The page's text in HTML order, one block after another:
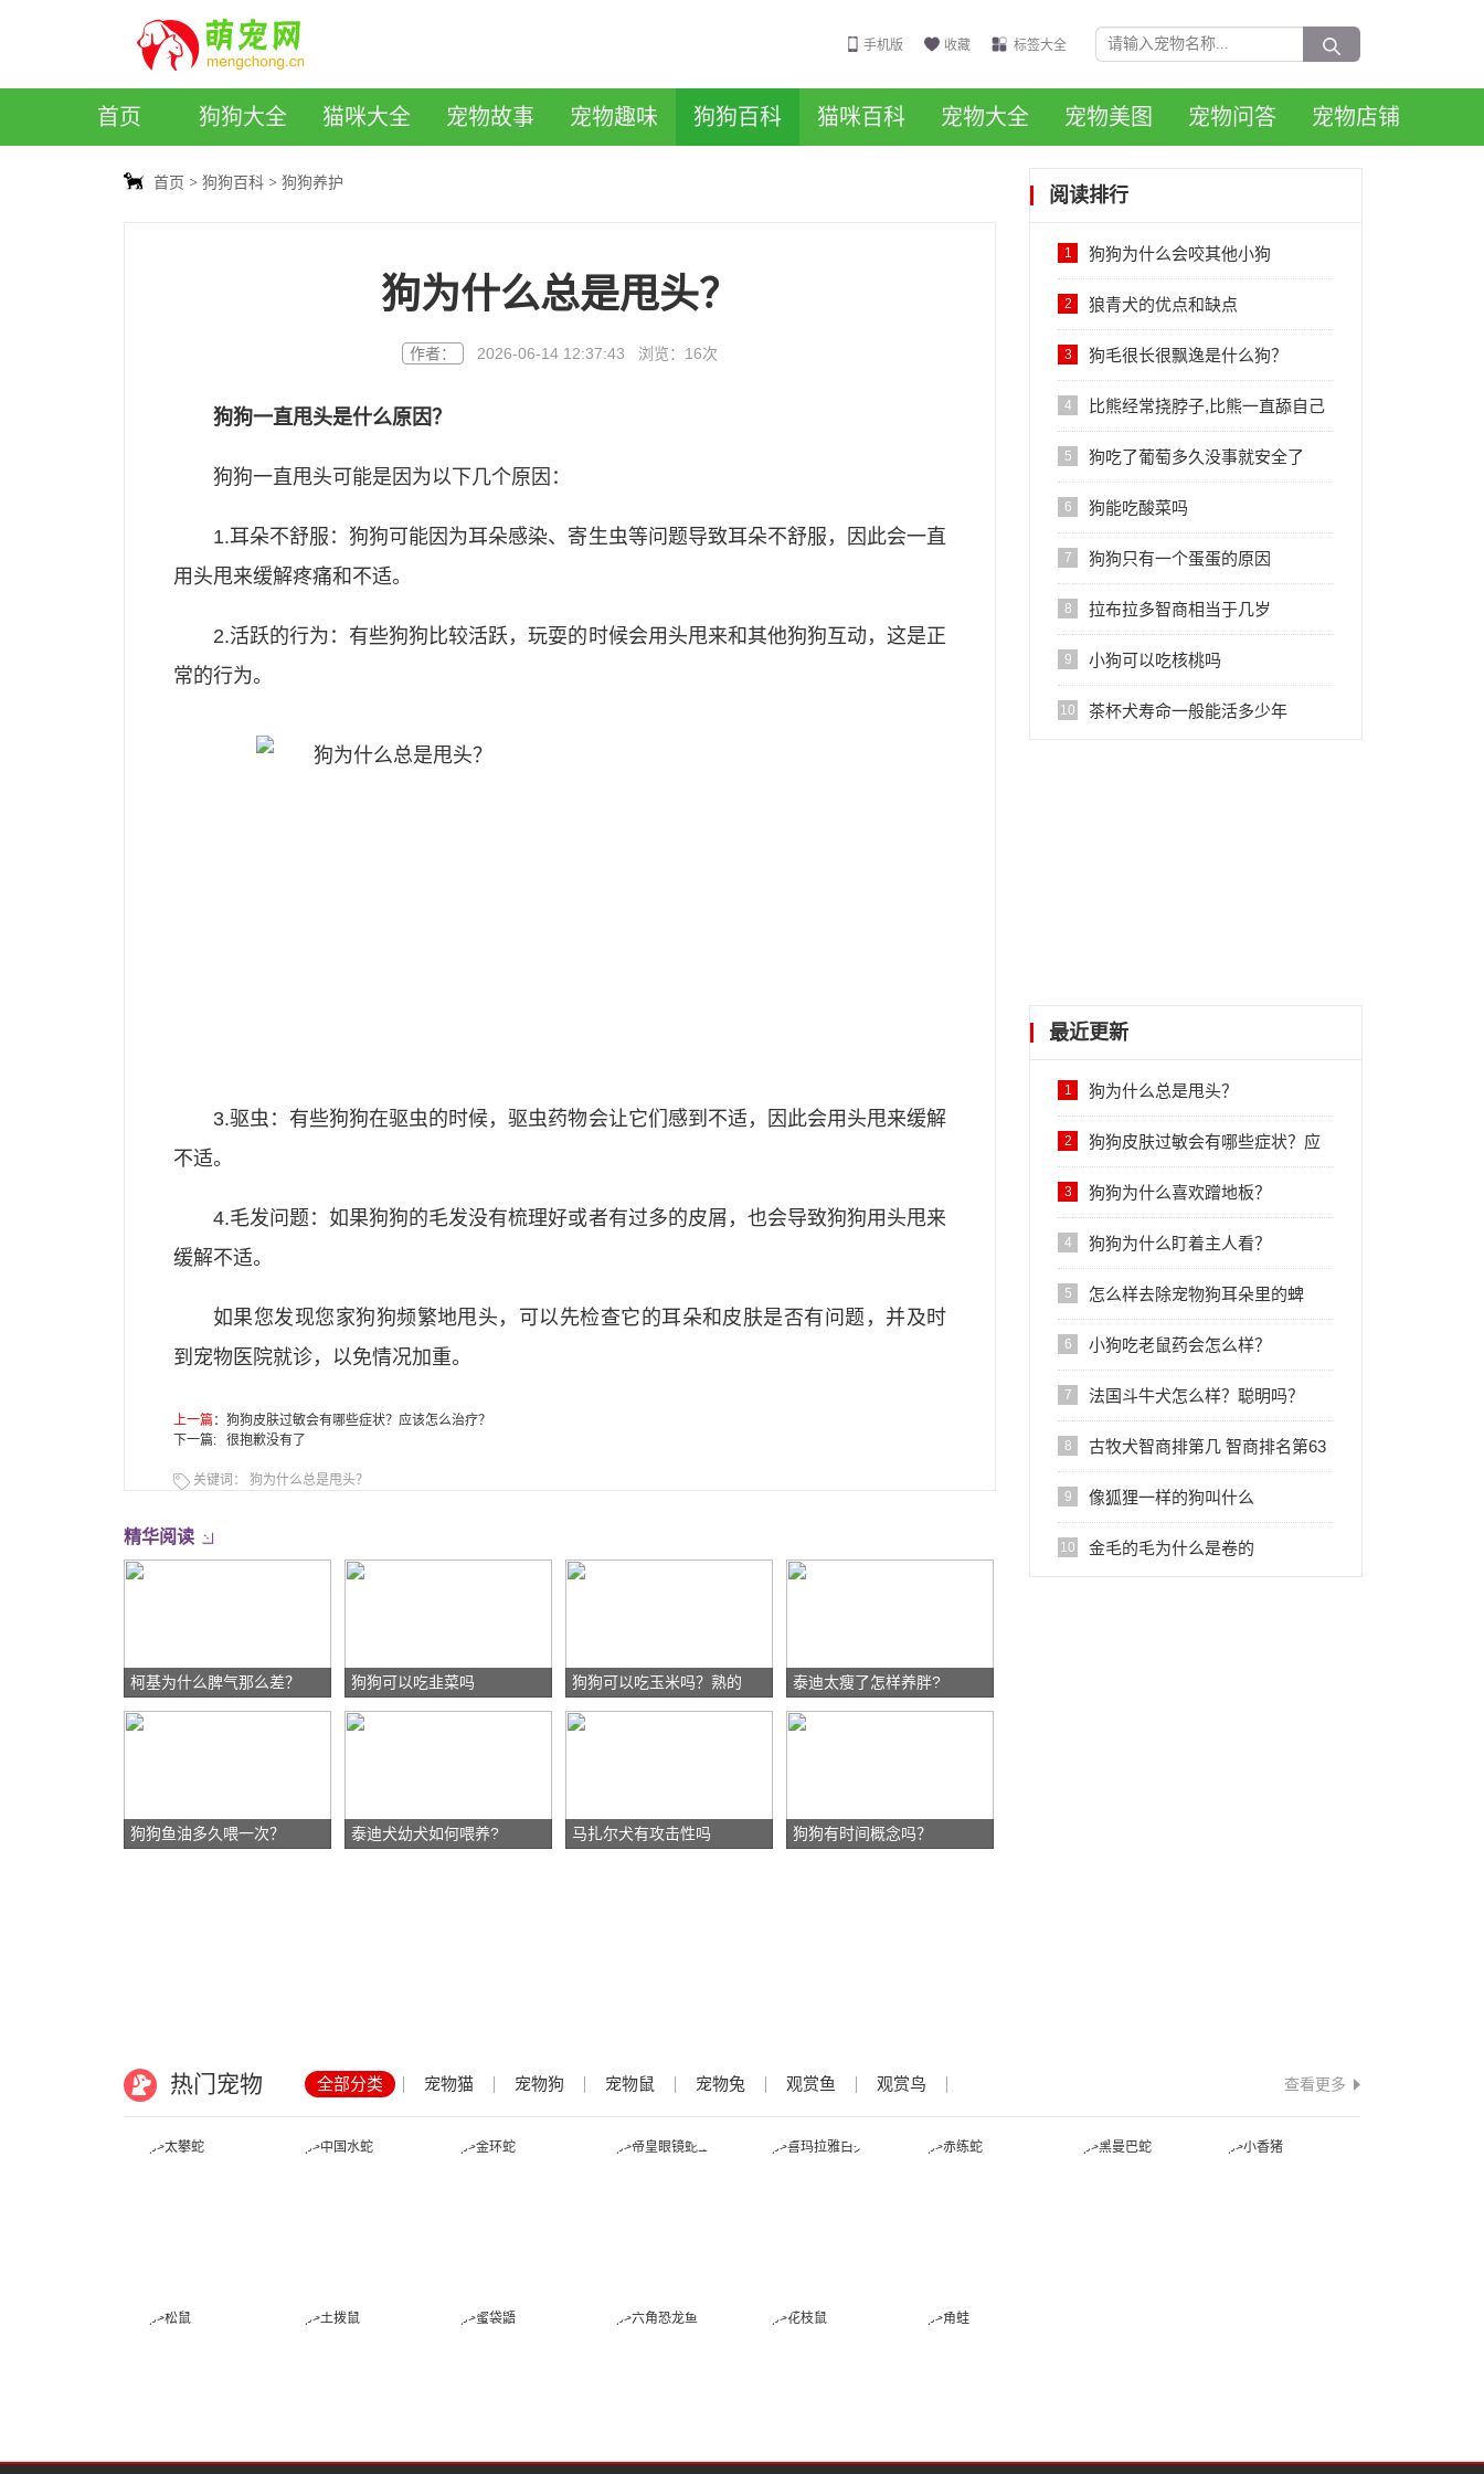
手机版 收藏 标签大全
首页 狗狗大全 猫咪大全 宠物故事 宠物趣味 狗狗百科 猫咪百科 宠物大全 宠物美图 宠物问答 宠物店铺
首页 狗狗百科 狗狗养护
狗为什么总是甩头？
作者： 2026-06-14 12:37:43 浏览： 16次
狗狗一直甩头是什么原因？
狗狗一直甩头可能是因为以下几个原因：
1.耳朵不舒服：狗狗可能因为耳朵感染、寄生虫等问题导致耳朵不舒服，因此会一直
用头甩来缓解疼痛和不适。
2.活跃的行为：有些狗狗比较活跃，玩耍的时候会用头甩来和其他狗狗互动，这是正
常的行为。
3.驱虫：有些狗狗在驱虫的时候，驱虫药物会让它们感到不适，因此会用头甩来缓解
不适。
4.毛发问题：如果狗狗的毛发没有梳理好或者有过多的皮屑，也会导致狗狗用头甩来
缓解不适。
如果您发现您家狗狗频繁地甩头，可以先检查它的耳朵和皮肤是否有问题，并及时
到宠物医院就诊，以免情况加重。
上一篇 ： 狗狗皮肤过敏会有哪些症状？应该怎么治疗？
下一篇: 很抱歉没有了
关键词： 狗为什么总是甩头？
精华阅读
柯基为什么脾气那么差？ 狗狗可以吃韭菜吗 狗狗可以吃玉米吗？熟的 泰迪太瘦了怎样养胖?
狗狗鱼油多久喂一次？ 泰迪犬幼犬如何喂养? 马扎尔犬有攻击性吗 狗狗有时间概念吗？
阅读排行
1 狗狗为什么会咬其他小狗
2 狼青犬的优点和缺点
3 狗毛很长很飘逸是什么狗？
4 比熊经常挠脖子,比熊一直舔自己
后腿怎么回事
5 狗吃了葡萄多久没事就安全了
6 狗能吃酸菜吗
7 狗狗只有一个蛋蛋的原因
8 拉布拉多智商相当于几岁
9 小狗可以吃核桃吗
10 茶杯犬寿命一般能活多少年
最近更新
1 狗为什么总是甩头？
2 狗狗皮肤过敏会有哪些症状？应
该怎么治疗？
3 狗狗为什么喜欢蹭地板？
4 狗狗为什么盯着主人看？
5 怎么样去除宠物狗耳朵里的蜱
虫？
6 小狗吃老鼠药会怎么样？
7 法国斗牛犬怎么样？聪明吗？
8 古牧犬智商排第几 智商排名第63
位
9 像狐狸一样的狗叫什么
10 金毛的毛为什么是卷的
热门宠物 全部分类 宠物猫 宠物狗 宠物鼠 宠物兔 观赏鱼 观赏鸟 查看更多